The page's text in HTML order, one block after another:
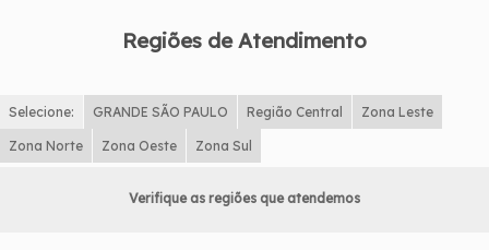
Regiões de Atendimento
Selecione: GRANDE SÃO PAULO Região Central Zona Leste
Zona Norte Zona Oeste Zona Sul
Verifique as regiões que atendemos